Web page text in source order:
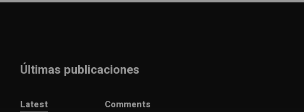
Últimas publicaciones
Latest Comments